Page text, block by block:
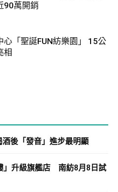
90萬開銷
心「聖誕FUN紡樂園」 15公
相
後「發音」進步最明顯
」升級旗艦店 南紡8月8日試